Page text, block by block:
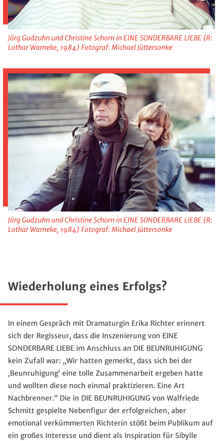
Jörg Gudzuhn und Christine Schorn in EINE SONDERBARE LIEBE (R:
Lothar Warneke, 1984) Fotograf: Michael Jüttersonke
Jörg Gudzuhn und Christine Schorn in EINE SONDERBARE LIEBE (R:
Lothar Warneke, 1984) Fotograf: Michael Jüttersonke
Wiederholung eines Erfolgs?
In einem Gespräch mit Dramaturgin Erika Richter erinnert
sich der Regisseur, dass die Inszenierung von EINE
SONDERBARE LIEBE im Anschluss an DIE BEUNRUHIGUNG
kein Zufall war: „Wir hatten gemerkt, dass sich bei der
‚Beunruhigung’ eine tolle Zusammenarbeit ergeben hatte
und wollten diese noch einmal praktizieren. Eine Art
Nachbrenner.“ Die in DIE BEUNRUHIGUNG von Walfriede
Schmitt gespielte Nebenfigur der erfolgreichen, aber
emotional verkümmerten Richterin stößt beim Publikum auf
ein großes Interesse und dient als Inspiration für Sibylle